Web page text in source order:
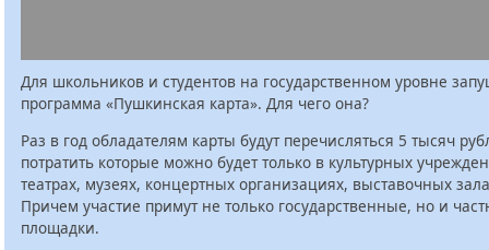
Для школьников и студентов на государственном уровне
программа «Пушкинская карта». Для чего она?
Раз в год обладателям карты будут перечисляться 5 тысяч
потратить которые можно будет только в культурных
театрах, музеях, концертных организациях, выставочных
Причем участие примут не только государственные, но и
площадки.